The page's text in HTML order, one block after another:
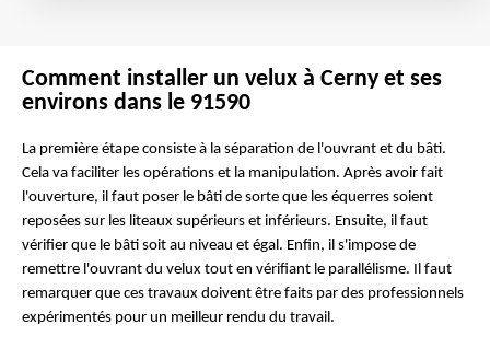
Comment installer un velux à Cerny et ses
environs dans le 91590
La première étape consiste à la séparation de l'ouvrant et du bâti.
Cela va faciliter les opérations et la manipulation. Après avoir fait
l'ouverture, il faut poser le bâti de sorte que les équerres soient
reposées sur les liteaux supérieurs et inférieurs. Ensuite, il faut
vérifier que le bâti soit au niveau et égal. Enfin, il s'impose de
remettre l'ouvrant du velux tout en vérifiant le parallélisme. Il faut
remarquer que ces travaux doivent être faits par des professionnels
expérimentés pour un meilleur rendu du travail.